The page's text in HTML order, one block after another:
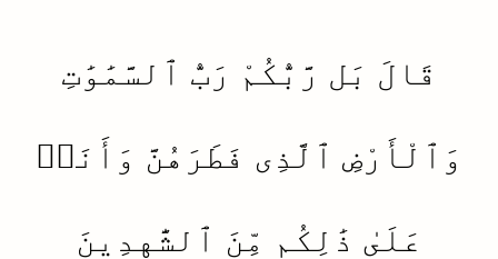
قَالَ بَل رَّبُّكُمْ رَبُّ ٱلسَّمَٰوَٰتِ
وَٱلْأَرْضِ ٱلَّذِى فَطَرَهُنَّ وَأَنَا۠
عَلَىٰ ذَٰلِكُم مِّنَ ٱلشَّٰهِدِينَ